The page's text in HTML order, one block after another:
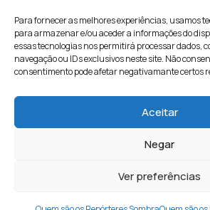
Para fornecer as melhores experiências, usamos
para armazenar e/ou aceder a informações do
essas tecnologias nos permitirá processar dados,
navegação ou IDs exclusivos neste site. Não
consentimento pode afetar negativamante certos
Aceitar
Negar
Ver preferências
Ciências e
Quem Somos Contactos